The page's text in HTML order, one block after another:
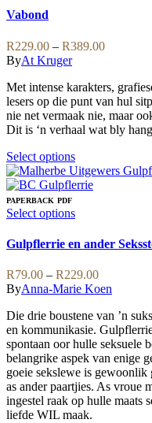
variants.
The
may
be
chosen
on
product
page
Vabond
R229.00 – R389.00Price
through
R389.00
ByAt Kruger
Met intense karakters,
lesers op die punt van hul
nie net vermaak nie, maar
Dit is ‘n verhaal wat bly
Select optionsThis
product
has
variants.
options
be
chosen
on
the
product
page
PAPERBACK PDF
Select optionsThis
has
variants.
The
options
may
be
chosen
on
the
product
page
Gulpflerrie en ander
R79.00 – R229.00Price
range:
through
R229.00
ByAnna-Marie Koen
Die drie boustene van ’n
en kommunikasie.
spontaan oor hulle seksuele
belangrike aspek van enige
goeie sekslewe is gewoonlik
as ander paartjies. As vroue
ingestel raak op hulle maats
liefde WIL maak.